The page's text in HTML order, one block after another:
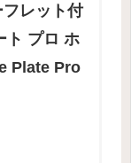
フレット付
ト プロ ホ
Plate Pro